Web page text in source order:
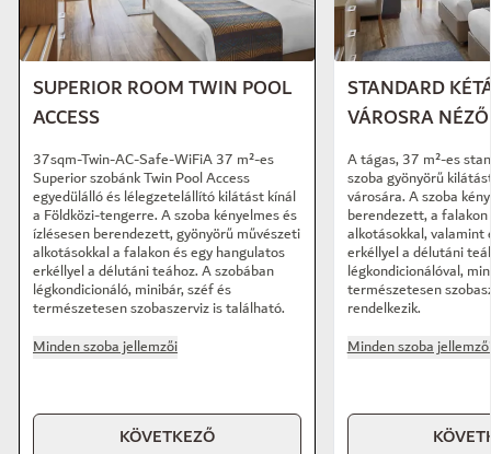
SUPERIOR ROOM TWIN POOL
ACCESS
37sqm-Twin-AC-Safe-WiFiA 37 m²-es
Superior szobánk Twin Pool Access
egyedülálló és lélegzetelállító kilátást kínál
a Földközi-tengerre. A szoba kényelmes és
ízlésesen berendezett, gyönyörű művészeti
alkotásokkal a falakon és egy hangulatos
erkéllyel a délutáni teához. A szobában
légkondicionáló, minibár, széf és
természetesen szobaszerviz is található.
Minden szoba jellemzői
KÖVETKEZŐ
STANDARD
VÁROSRA
A tágas, 37 m²-es
szoba gyönyörű
városára. A szoba
berendezett, a
alkotásokkal, valamint
erkéllyel a délutáni
légkondicionálóval,
természetesen
rendelkezik.
Minden szoba jellemzői